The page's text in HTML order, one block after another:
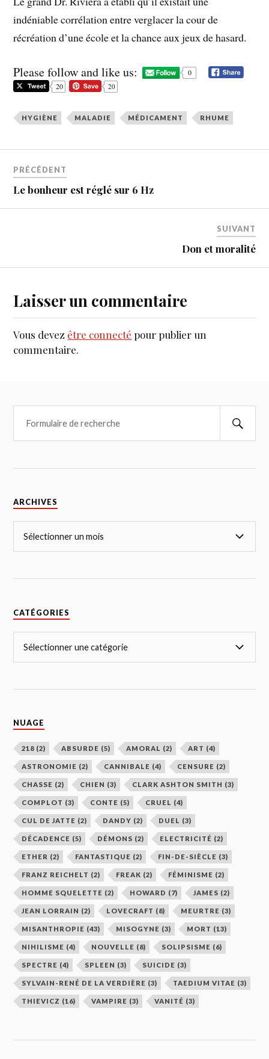
indéniable corrélation entre verglacer la cour de
récréation d’une école et la chance aux jeux de hasard.
Please follow and like us:
0
20
20
HYGIÈNE MALADIE MÉDICAMENT RHUME
PRÉCÉDENT
Le bonheur est réglé sur 6 Hz
SUIVANT
Don et moralité
Laisser un commentaire
Vous devez être connecté pour publier un
commentaire.
ARCHIVES
CATÉGORIES
NUAGE
218 (2) ABSURDE (5) AMORAL (2) ART (4)
ASTRONOMIE (2) CANNIBALE (4) CENSURE (2)
CHASSE (2) CHIEN (3) CLARK ASHTON SMITH (3)
COMPLOT (3) CONTE (5) CRUEL (4)
CUL DE JATTE (2) DANDY (2) DUEL (3)
DÉCADENCE (5) DÉMONS (2) ELECTRICITÉ (2)
ETHER (2) FANTASTIQUE (2) FIN-DE-SIÈCLE (3)
FRANZ REICHELT (2) FREAK (2) FÉMINISME (2)
HOMME SQUELETTE (2) HOWARD (7) JAMES (2)
JEAN LORRAIN (2) LOVECRAFT (8) MEURTRE (3)
MISANTHROPIE (43) MISOGYNE (3) MORT (13)
NIHILISME (4) NOUVELLE (8) SOLIPSISME (6)
SPECTRE (4) SPLEEN (3) SUICIDE (3)
SYLVAIN-RENÉ DE LA VERDIÈRE (3) TAEDIUM VITAE (3)
THIEVICZ (16) VAMPIRE (3) VANITÉ (3)